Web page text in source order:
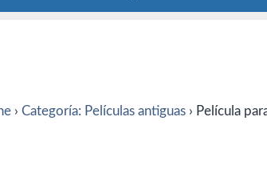
› Categoría: Películas antiguas › Película